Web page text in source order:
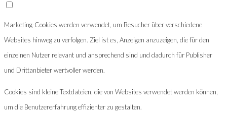
Marketing-Cookies werden verwendet, um Besucher über verschiedene
Websites hinweg zu verfolgen. Ziel ist es, Anzeigen anzuzeigen, die für den
einzelnen Nutzer relevant und ansprechend sind und dadurch für Publisher
und Drittanbieter wertvoller werden.
Cookies sind kleine Textdateien, die von Websites verwendet werden können,
um die Benutzererfahrung effizienter zu gestalten.